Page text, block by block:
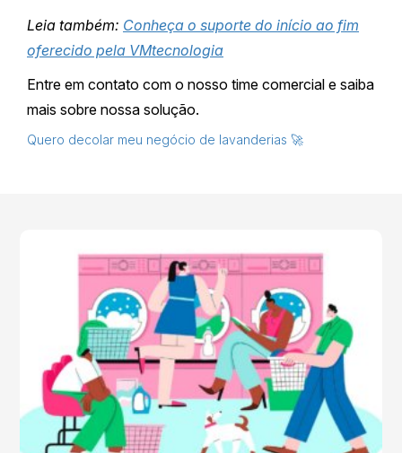
Leia também: Conheça o suporte do início ao fim
oferecido pela VMtecnologia
Entre em contato com o nosso time comercial e saiba
mais sobre nossa solução.
Quero decolar meu negócio de lavanderias 🚀